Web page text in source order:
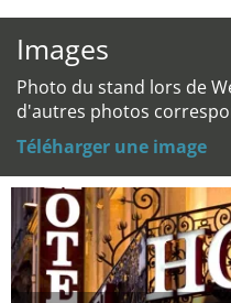
Images
Photo du stand lors de
d'autres photos
Téléharger une image